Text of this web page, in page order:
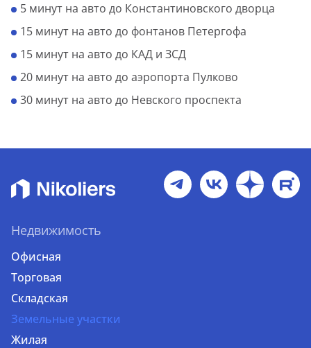
5 минут на авто до Константиновского дворца
15 минут на авто до фонтанов Петергофа
15 минут на авто до КАД и ЗСД
20 минут на авто до аэропорта Пулково
30 минут на авто до Невского проспекта
Недвижимость
Офисная
Торговая
Складская
Земельные участки
Жилая